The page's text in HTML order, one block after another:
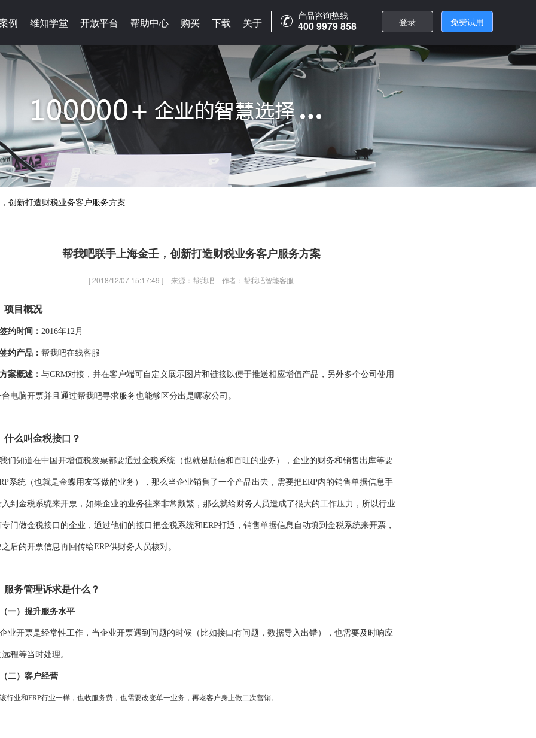
例 维知学堂 开放平台 帮助中心 购买 下载 关于
产品咨询热线
400 9979 858 登录 免费试用
例 维知学堂 开放平台 帮助中心 购买 下载 关于
产品咨询热线
400 9979 858 登录 免费试用
创新打造财税业务客户服务方案
帮我吧联手上海金壬，创新打造财税业务客户服务方案
[ 2018/12/07 15:17:49 ] 来源：帮我吧 作者：帮我吧智能客服
项目概况
签约时间： 2016年12月
签约产品： 帮我吧在线客服
方案概述： 与CRM对接，并在客户端可自定义展示图片和链接以便于推送相应增值产品，另外多个公司使用
台电脑开票并且通过帮我吧寻求服务也能够区分出是哪家公司。
什么叫金税接口？
我们知道在中国开增值税发票都要通过金税系统（也就是航信和百旺的业务），企业的财务和销售出库等要
系统（也就是金蝶用友等做的业务），那么当企业销售了一个产品出去，需要把ERP内的销售单据信息手
入到金税系统来开票，如果企业的业务往来非常频繁，那么就给财务人员造成了很大的工作压力，所以行业
专门做金税接口的企业，通过他们的接口把金税系统和ERP打通，销售单据信息自动填到金税系统来开票，
后的开票信息再回传给ERP供财务人员核对。
服务管理诉求是什么？
（一）提升服务水平
企业开票是经常性工作，当企业开票遇到问题的时候（比如接口有问题，数据导入出错），也需要及时响应
程等当时处理。
（二）客户经营
该行业和ERP行业一样，也收服务费，也需要改变单一业务，再老客户身上做二次营销。